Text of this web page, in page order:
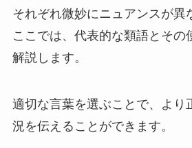
それぞれ微妙にニュアンスが異
ここでは、代表的な類語とその
解説します。
適切な言葉を選ぶことで、より
況を伝えることができます。